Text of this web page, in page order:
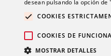
desean pulsando la opción de
COOKIES
COOKIES DE
MOSTRAR DETALLES